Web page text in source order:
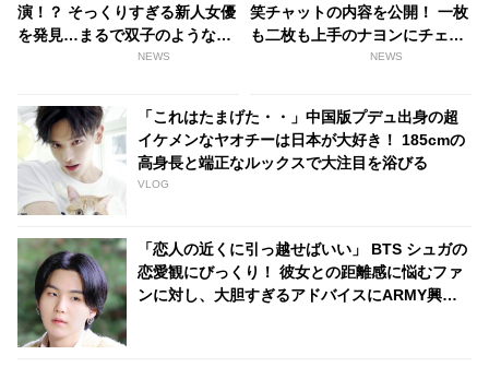
演！？ そっくりすぎる新人女優
を発見…まるで双子のような容
姿に見間違えるファンが続出
NEWS
笑チャットの内容を公開！ 一枚
も二枚も上手のナヨンにチェヨ
ンはタジタジ・・！？
NEWS
「これはたまげた・・」中国版プデュ出身の超
イケメンなヤオチーは日本が大好き！ 185cmの
高身長と端正なルックスで大注目を浴びる
VLOG
「恋人の近くに引っ越せばいい」 BTS シュガの
恋愛観にびっくり！ 彼女との距離感に悩むファ
ンに対し、大胆すぎるアドバイスにARMY興味